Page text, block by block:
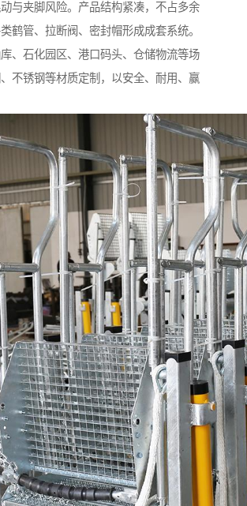
与夹脚风险。产品结构紧凑，不占多余
鹤管、拉断阀、密封帽形成成套系统。
、石化园区、港口码头、仓储物流等场
不锈钢等材质定制，以安全、耐用、赢